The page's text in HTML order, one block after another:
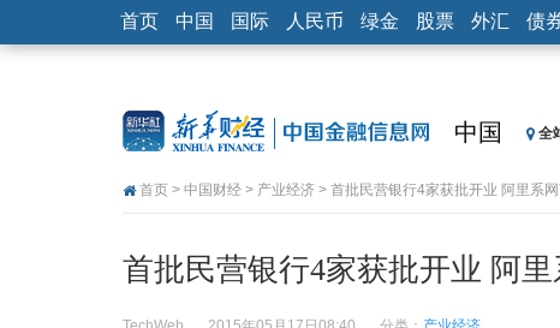
首页 中国 国际 人民币 绿金 股票 外汇 债
中国 全
首页 > 中国财经 > 产业经济 > 首批民营银行4家获批开业 阿里系
首批民营银行4家获批开业 阿